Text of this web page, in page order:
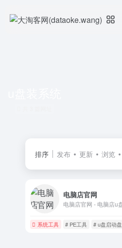
排序 发布 更新 浏览
电脑店官网
系统工具 # PE工具 # u盘启动盘